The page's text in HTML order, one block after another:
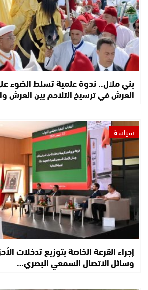
بني ملال.. ندوة علمية تسلط الضوء
العرش في ترسيخ التلاحم بين
سياسة
إجراء القرعة الخاصة بتوزيع تدخلات
وسائل الاتصال السمعي البصري…